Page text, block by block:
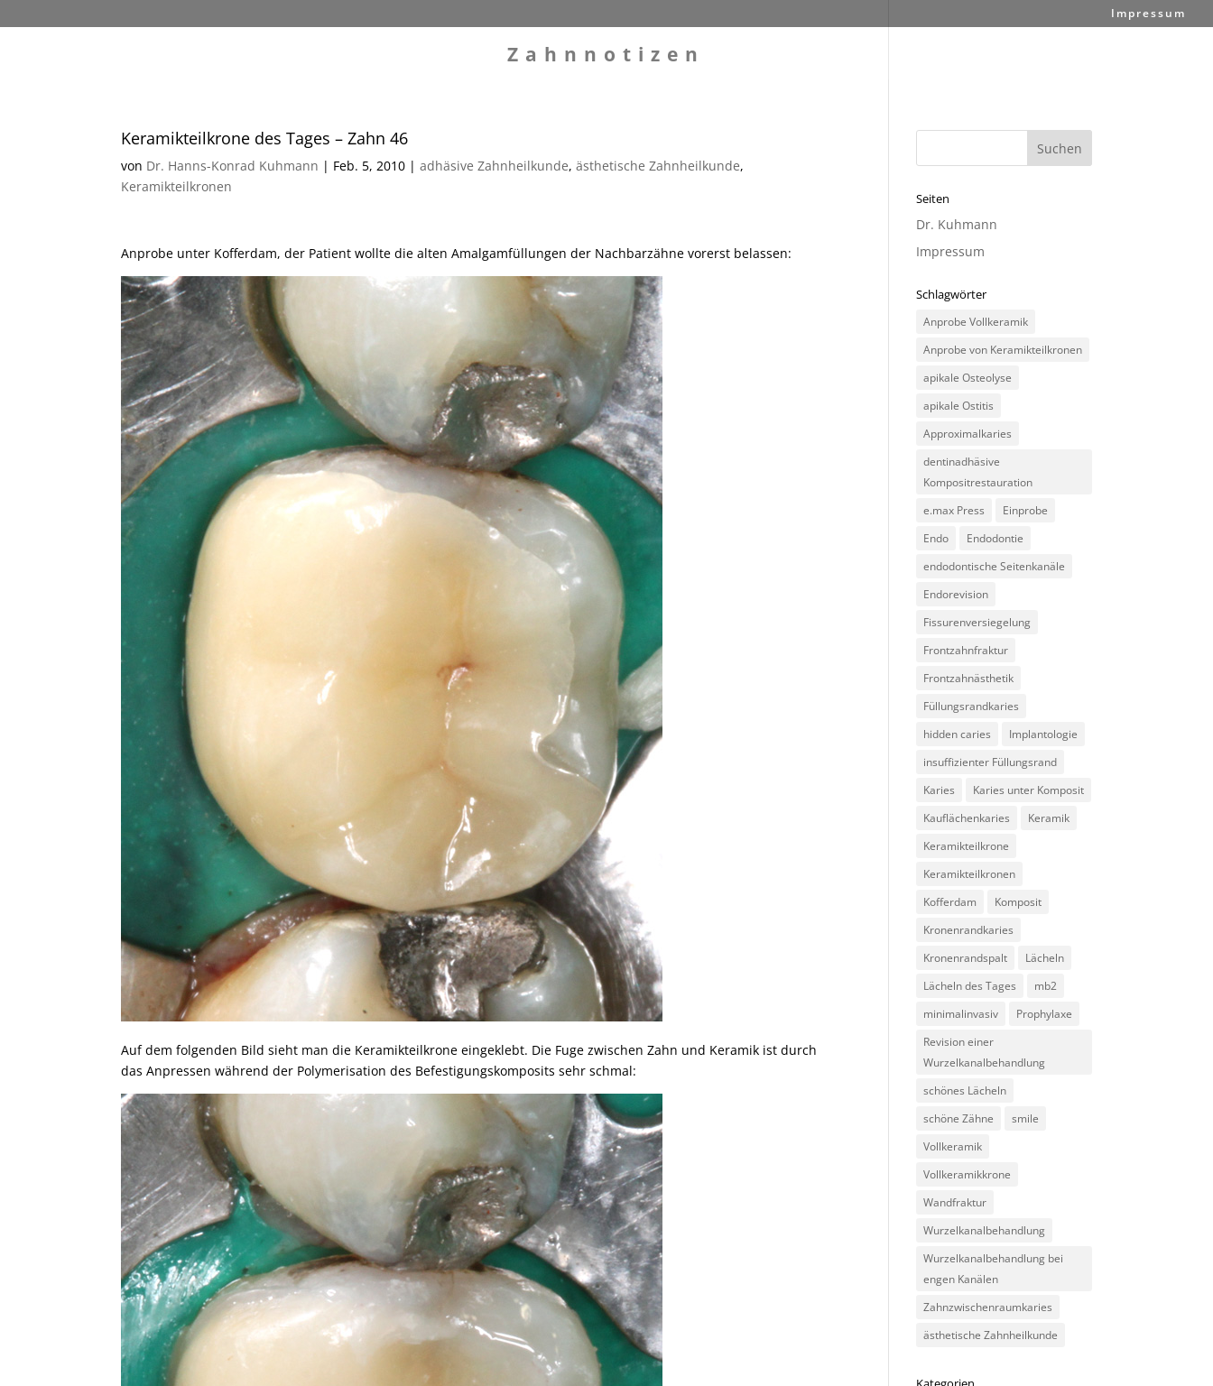
Impressum
Zahnnotizen
Keramikteilkrone des Tages – Zahn 46
von Dr. Hanns-Konrad Kuhmann | Feb. 5, 2010 |adhäsive Zahnheilkunde,ästhetische Zahnheilkunde,
Keramikteilkronen
Anprobe unter Kofferdam, der Patient wollte die alten Amalgamfüllungen der Nachbarzähne vorerst belassen:
Auf dem folgenden Bild sieht man die Keramikteilkrone eingeklebt. Die Fuge zwischen Zahn und Keramik ist durch
das Anpressen während der Polymerisation des Befestigungskomposits sehr schmal:
Seiten
Dr. Kuhmann
Impressum
Schlagwörter
Anprobe Vollkeramik
Anprobe von Keramikteilkronen
apikale Osteolyse
apikale Ostitis
Approximalkaries
dentinadhäsive
Kompositrestauration
e.max Press
Einprobe
Endo
Endodontie
endodontische Seitenkanäle
Endorevision
Fissurenversiegelung
Frontzahnfraktur
Frontzahnästhetik
Füllungsrandkaries
hidden caries
Implantologie
insuffizienter Füllungsrand
Karies
Karies unter Komposit
Kauflächenkaries
Keramik
Keramikteilkrone
Keramikteilkronen
Kofferdam
Komposit
Kronenrandkaries
Kronenrandspalt
Lächeln
Lächeln des Tages
mb2
minimalinvasiv
Prophylaxe
Revision einer
Wurzelkanalbehandlung
schönes Lächeln
schöne Zähne
smile
Vollkeramik
Vollkeramikkrone
Wandfraktur
Wurzelkanalbehandlung
Wurzelkanalbehandlung bei
engen Kanälen
Zahnzwischenraumkaries
ästhetische Zahnheilkunde